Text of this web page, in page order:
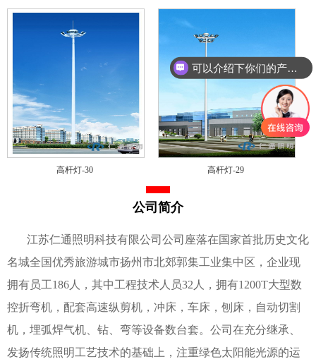
高杆灯-30 高杆灯-29
公司简介
江苏仁通照明科技有限公司公司座落在国家首批历史文化
名城全国优秀旅游城市扬州市北郊郭集工业集中区，企业现
拥有员工186人，其中工程技术人员32人，拥有1200T大型数
控折弯机，配套高速纵剪机，冲床，车床，刨床，自动切割
机，埋弧焊气机、钻、弯等设备数台套。公司在充分继承、
发扬传统照明工艺技术的基础上，注重绿色太阳能光源的运
可以介绍下你们的产品么